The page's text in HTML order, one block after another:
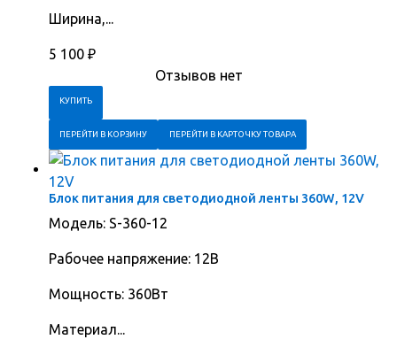
Ширина,...
5 100 ₽
Отзывов нет
ПЕРЕЙТИ В КОРЗИНУ ПЕРЕЙТИ В КАРТОЧКУ ТОВАРА
Блок питания для светодиодной ленты 360W, 12V
Модель: S-360-12
Рабочее напряжение: 12В
Мощность: 360Вт
Материал...